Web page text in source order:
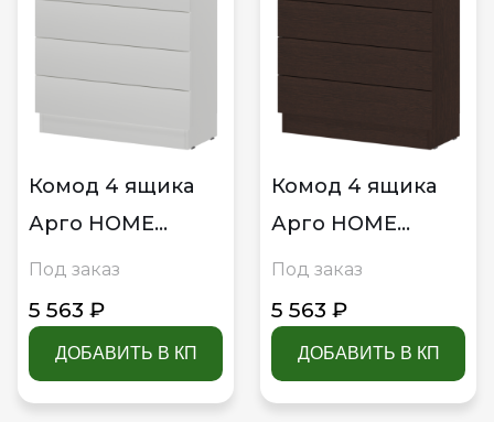
Комод 4 ящика
Арго HOME
Н-3263 Белый
Под заказ
5 563 ₽
ДОБАВИТЬ В КП
Комод 4 ящика
Арго HOME
Н-3263 Дуб венге
Под заказ
5 563 ₽
ДОБАВИТЬ В КП